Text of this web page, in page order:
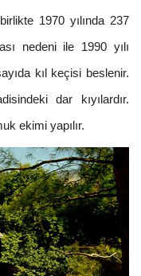
1970 yılında 237
nedeni ile 1990 yılı
kıl keçisi beslenir.
dar kıyılardır.
ekimi yapılır.